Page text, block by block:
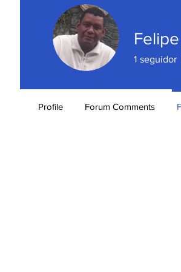
1 seguidor
Profile Forum Comments